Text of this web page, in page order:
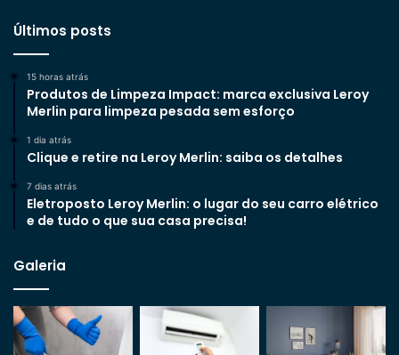
Últimos posts
15 horas atrás
Produtos de Limpeza Impact: marca exclusiva Leroy
Merlin para limpeza pesada sem esforço
1 dia atrás
Clique e retire na Leroy Merlin: saiba os detalhes
7 dias atrás
Eletroposto Leroy Merlin: o lugar do seu carro elétrico
e de tudo o que sua casa precisa!
Galeria